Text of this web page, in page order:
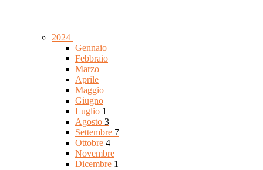
2024
Gennaio
Febbraio
Marzo
Aprile
Maggio
Giugno
Luglio 1
Agosto 3
Settembre 7
Ottobre 4
Novembre
Dicembre 1